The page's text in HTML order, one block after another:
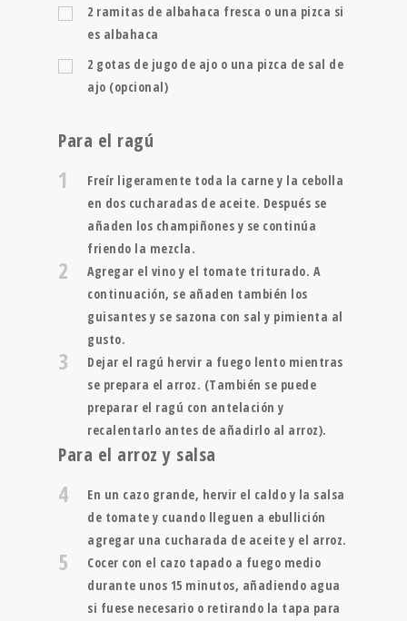
2 ramitas de albahaca fresca o una pizca si
es albahaca
2 gotas de jugo de ajo o una pizca de sal de
ajo (opcional)
Para el ragú
1
Freír ligeramente toda la carne y la cebolla
en dos cucharadas de aceite. Después se
añaden los champiñones y se continúa
friendo la mezcla.
2
Agregar el vino y el tomate triturado. A
continuación, se añaden también los
guisantes y se sazona con sal y pimienta al
gusto.
3
Dejar el ragú hervir a fuego lento mientras
se prepara el arroz. (También se puede
preparar el ragú con antelación y
recalentarlo antes de añadirlo al arroz).
Para el arroz y salsa
4
En un cazo grande, hervir el caldo y la salsa
de tomate y cuando lleguen a ebullición
agregar una cucharada de aceite y el arroz.
5
Cocer con el cazo tapado a fuego medio
durante unos 15 minutos, añadiendo agua
si fuese necesario o retirando la tapa para